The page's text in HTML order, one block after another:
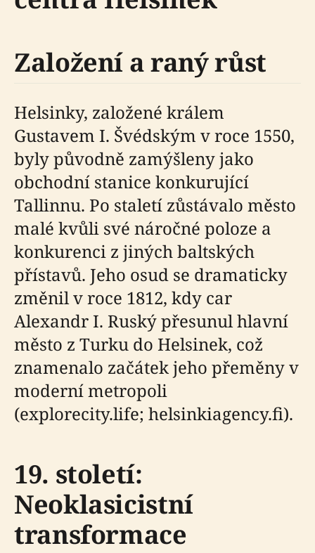
Založení a raný růst
Helsinky, založené králem
Gustavem I. Švédským v roce 1550,
byly původně zamýšleny jako
obchodní stanice konkurující
Tallinnu. Po staletí zůstávalo město
malé kvůli své náročné poloze a
konkurenci z jiných baltských
přístavů. Jeho osud se dramaticky
změnil v roce 1812, kdy car
Alexandr I. Ruský přesunul hlavní
město z Turku do Helsinek, což
znamenalo začátek jeho přeměny v
moderní metropoli
(explorecity.life; helsinkiagency.fi).
19. století:
Neoklasicistní
transformace